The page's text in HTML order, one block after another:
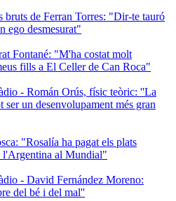
bruts de Ferran Torres: "Dir-te tauró
ego desmesurat"
Fontané: "M'ha costat molt
fills a El Celler de Can Roca"
- Román Orús, físic teòric: ''La
ser un desenvolupament més gran
"Rosalía ha pagat els plats
l'Argentina al Mundial"
- David Fernández Moreno:
del bé i del mal''